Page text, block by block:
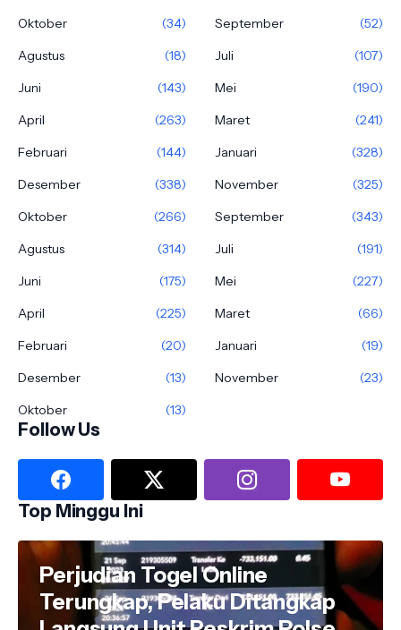
Oktober
(34) September
(52)
Agustus
(18) Juli
(107)
Juni
(143) Mei
(190)
April
(263) Maret
(241)
Februari
(144) Januari
(328)
Desember
(338) November
(325)
Oktober
(266) September
(343)
Agustus
(314) Juli
(191)
Juni
(175) Mei
(227)
April
(225) Maret
(66)
Februari
(20) Januari
(19)
Desember
(13) November
(23)
Oktober
(13)
Follow Us
Top Minggu Ini
Perjudian Togel Online
Terungkap, Pelaku Ditangkap